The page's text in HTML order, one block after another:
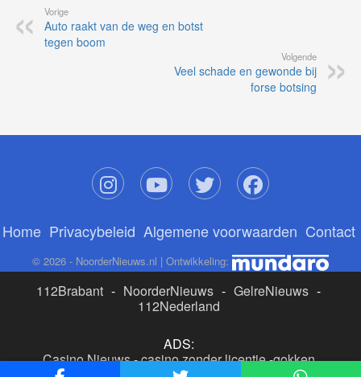
Vorige
Auto raakt van de weg en botst
tegen boom
Volgende
Veel schade en gewonde bij
forse botsing
Home Privacybeleid Algemene voorwaarden Contact
© 2026 - NoorderNieuws.nl | Ontwikkeling:
112Brabant - NoorderNieuws - GelreNieuws -
112Nederland
ADS:
Casino Nieuws-casino zonder licentie-gokken